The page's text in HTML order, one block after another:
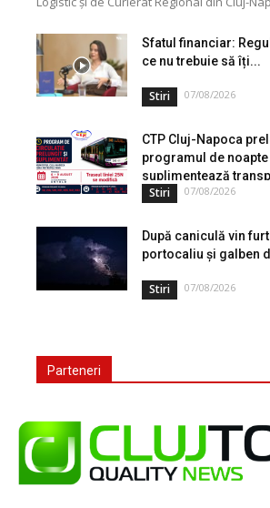
Sfatul financiar:
ce nu trebuie să îți...
Stiri 07/08/2026
CTP Cluj-Napoca
programul de noapte
suplimentează
Stiri 07/08/2026
După caniculă vin
portocaliu și galben
Stiri 07/08/2026
Parteneri